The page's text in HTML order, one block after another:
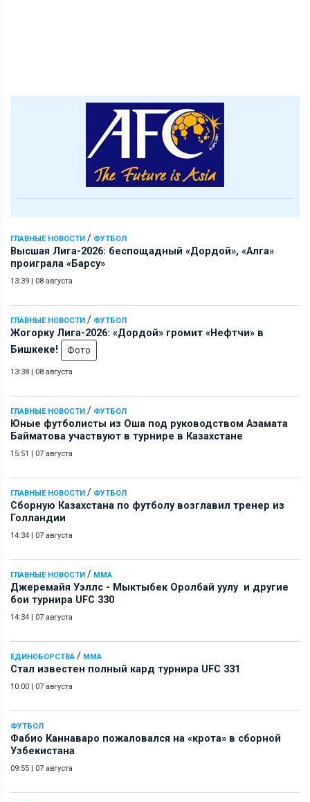
ГЛАВНЫЕ НОВОСТИ / ФУТБОЛ
Высшая Лига-2026: беспощадный «Дордой», «Алга»
проиграла «Барсу»
13:39 | 08 августа
ГЛАВНЫЕ НОВОСТИ / ФУТБОЛ
Жогорку Лига-2026: «Дордой» громит «Нефтчи» в
Бишкеке!
Фото
13:38 | 08 августа
ГЛАВНЫЕ НОВОСТИ / ФУТБОЛ
Юные футболисты из Оша под руководством Азамата
Байматова участвуют в турнире в Казахстане
15:51 | 07 августа
ГЛАВНЫЕ НОВОСТИ / ФУТБОЛ
Сборную Казахстана по футболу возглавил тренер из
Голландии
14:34 | 07 августа
ГЛАВНЫЕ НОВОСТИ / ММА
Джеремайя Уэллс - Мыктыбек Оролбай уулу и другие
бои турнира UFC 330
14:34 | 07 августа
ЕДИНОБОРСТВА / ММА
Стал известен полный кард турнира UFC 331
10:00 | 07 августа
ФУТБОЛ
Фабио Каннаваро пожаловался на «крота» в сборной
Узбекистана
09:55 | 07 августа